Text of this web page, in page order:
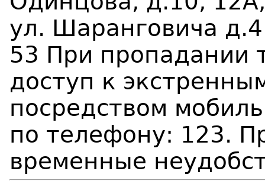
ул. Шаранговича
53 При пропадании
доступ к
посредством
по телефону: 123.
временные